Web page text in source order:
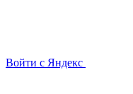
Войти с Яндекс